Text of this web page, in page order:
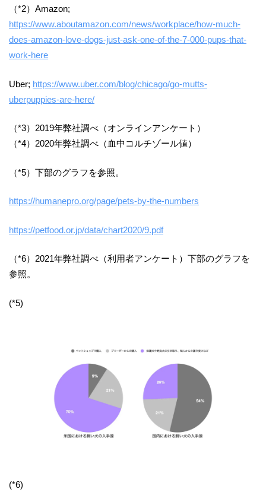
（*2）Amazon;
https://www.aboutamazon.com/news/workplace/how-much-
does-amazon-love-dogs-just-ask-one-of-the-7-000-pups-that-
work-here
Uber; https://www.uber.com/blog/chicago/go-mutts-
uberpuppies-are-here/
（*3）2019年弊社調べ（オンラインアンケート）
（*4）2020年弊社調べ（血中コルチゾール値）
（*5）下部のグラフを参照。
https://humanepro.org/page/pets-by-the-numbers
https://petfood.or.jp/data/chart2020/9.pdf
（*6）2021年弊社調べ（利用者アンケート）下部のグラフを
参照。
(*5)
(*6)